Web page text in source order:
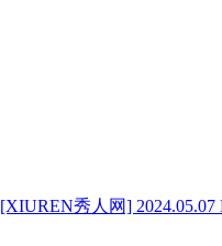
[XIUREN秀人网] 2024.05.07